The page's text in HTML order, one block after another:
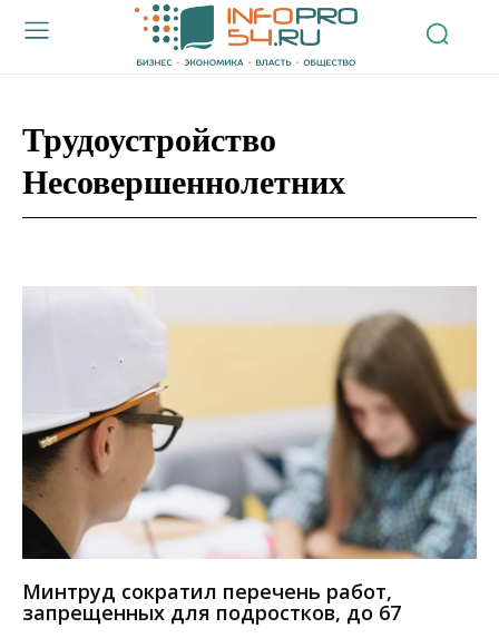
Трудоустройство
Несовершеннолетних
Минтруд сократил перечень работ,
запрещенных для подростков, до 67